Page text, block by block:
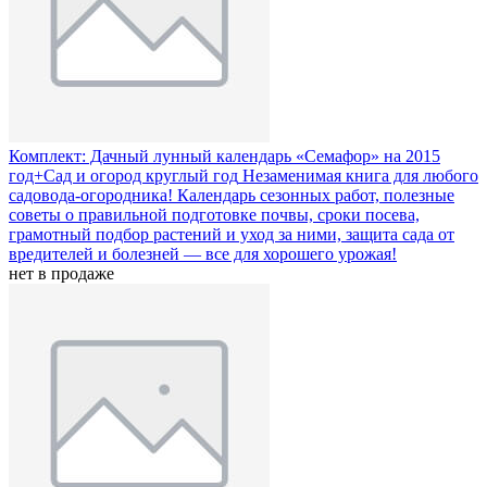
Комплект: Дачный лунный календарь «Семафор» на 2015
год+Сад и огород круглый год Незаменимая книга для любого
садовода-огородника! Календарь сезонных работ, полезные
советы о правильной подготовке почвы, сроки посева,
грамотный подбор растений и уход за ними, защита сада от
вредителей и болезней — все для хорошего урожая!
нет в продаже